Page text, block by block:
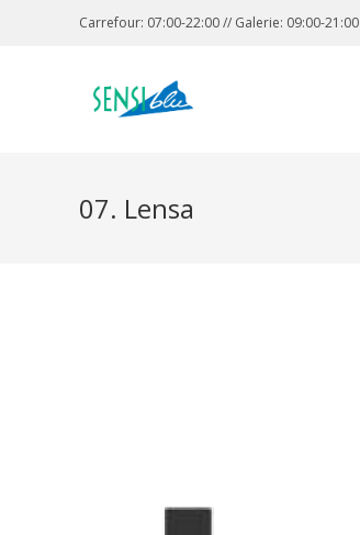
Carrefour: 07:00-22:00 // Galerie: 09:00-21:00
07. Lensa